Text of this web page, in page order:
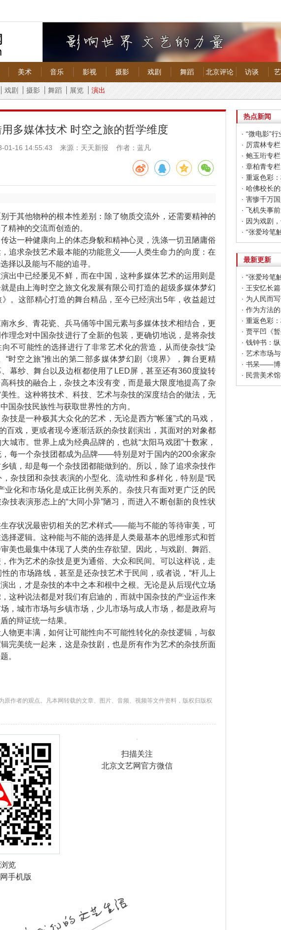
美术 音乐 影视 摄影 戏剧 舞蹈 北京评论 访谈
戏剧 摄影 舞蹈 展览 演出
多媒体技术 时空之旅的哲学维度
01-16 14:55:43 来源：天天新报 作者：蓝凡
其他物种的根本性差别：除了物质交流外，还需要精神的
精神的交流而创造的。
一种健康向上的体态身貌和精神心灵，洗涤一切丑陋庸俗
追求杂技艺术最本能的功能意义——人类生命力的向度：在
择以及能与不能的追寻。
中已经屡见不鲜，而在中国，这种多媒体艺术的运用则是
是由上海时空之旅文化发展有限公司打造的超级多媒体梦幻
。这部精心打造的舞台精品，至今已经演出5年，收益超过
乡、青花瓷、兵马俑等中国元素与多媒体技术相结合，更
理念对中国杂技进行了全新的包装，更确切地说，是将杂技
不可能性的选择进行了非常艺术化的营造，从而使杂技“染
“时空之旅”推出的第二部多媒体梦幻剧《境界》，舞台更精
幕纱、舞台以及边框都使用了LED屏，甚至还有360度旋转
科技的融合上，杂技之本没有变，而是最大限度地提高了杂
性。这种将技术、科技、艺术与杂技的深度结合的做法，无
国杂技民族性与获取世界性的方向。
是一种极其大众化的艺术，无论是西方“帐篷”式的马戏，
百戏，更或者现今逐渐活跃的杂技剧演出，其面对的对象都
城市。世界上成为经典品牌的，也就“太阳马戏团”十数家，
，每一个杂技团都成为品牌——特别是对于国内的200余家杂
镇，却是每一个杂技团都能做到的。所以，除了追求杂技作
杂技团和杂技表演的小型化、流动性和多样化，特别是“民
业化和市场化是成正比例关系的。杂技只有面对更广泛的民
技表演形态上的“大同小异”陋习，而进入不断创新的良性状
状况最密切相关的艺术样式——能与不能的等待审美，可
择逻辑。这种能与不能的选择是人类最基本的思维形式和哲
美也最集中体现了人类的生存欲望。因此，与戏剧、舞蹈、
作为艺术的杂技是更为通俗、大众和民间。可以这样说，走
的市场路线，甚至是还杂技艺术于民间，或者说，“杆儿上
演出，才是杂技的本中之本和根中之根。无论是从后现代立场
这种说法都是对我们有启迪的，而就中国杂技的产业运作来
，城市市场与乡镇市场，少儿市场与成人市场，都是政府与
的辩证统一结果。
更丰满，如何让可能性向不可能性转化的杂技逻辑，与叙
完美统一起来，这是杂技剧，也是所有作为艺术的杂技所面
。
原作者的观点。凡本网转载的文章、图片、音频、视频等文件资料，版权归版权
览
手机版
扫描关注
北京文艺网官方微信
热点新闻
· “微电影”
· 厉震林专栏
· 鲍玉珩专栏
· 章柏青专栏
· 重返色彩
· 因为戏剧
· “张爱玲
最新更新
· “张爱玲
· 为人民而
· 作为方法
· 重返色彩
· 钱钟书：
· 艺术市场
· 民营美术